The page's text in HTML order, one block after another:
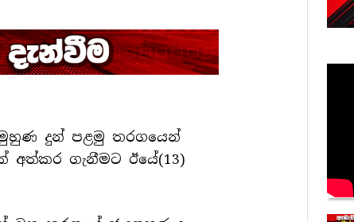
මුහුණ දුන් පළමු තරගයෙන්
ගැනීමට ඊයේ(13)